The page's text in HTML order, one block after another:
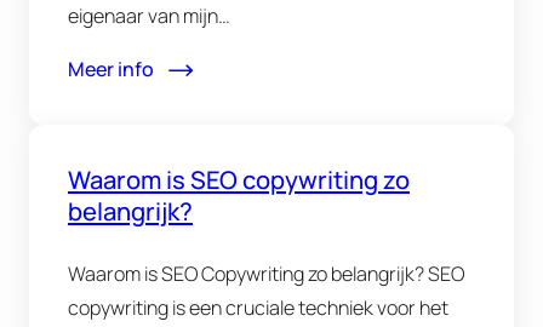
eigenaar van mijn…
Meer info
Waarom is SEO copywriting zo
belangrijk?
Waarom is SEO Copywriting zo belangrijk? SEO
copywriting is een cruciale techniek voor het